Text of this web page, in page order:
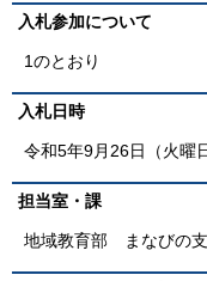
入札参加について
1のとおり
入札日時
令和5年9月26日（火
担当室・課
地域教育部 まなびの